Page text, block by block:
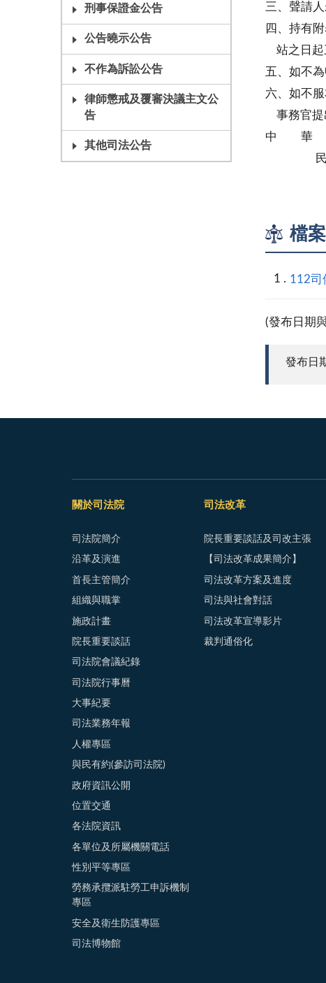
刑事保證金公告
公告曉示公告
不作為訴訟公告
律師懲戒及覆審決議主文公
告
其他司法公告
三、聲請
四、持有
站之日起
五、如不
六、如不
事務官提
中
民事庭
檔
112司
(發布日期
發布日
關於司法院
司法院簡介
沿革及演進
首長主管簡介
組織與職掌
施政計畫
院長重要談話
司法院會議紀錄
司法院行事曆
大事紀要
司法業務年報
人權專區
與民有約(參訪司法院)
政府資訊公開
位置交通
各法院資訊
各單位及所屬機關電話
性別平等專區
勞務承攬派駐勞工申訴機制
專區
安全及衛生防護專區
司法博物館
司法改革
院長重要談話及司改主張
【司法改革成果簡介】
司法改革方案及進度
司法與社會對話
司法改革宣導影片
裁判通俗化